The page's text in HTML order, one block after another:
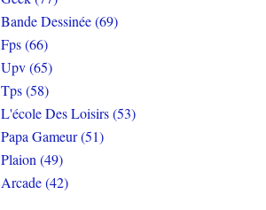
Bande Dessinée (69)
Fps (66)
Upv (65)
Tps (58)
L'école Des Loisirs (53)
Papa Gameur (51)
Plaion (49)
Arcade (42)